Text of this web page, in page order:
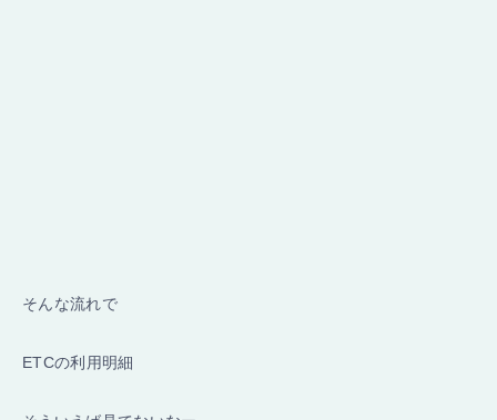
そんな流れで
ETCの利用明細